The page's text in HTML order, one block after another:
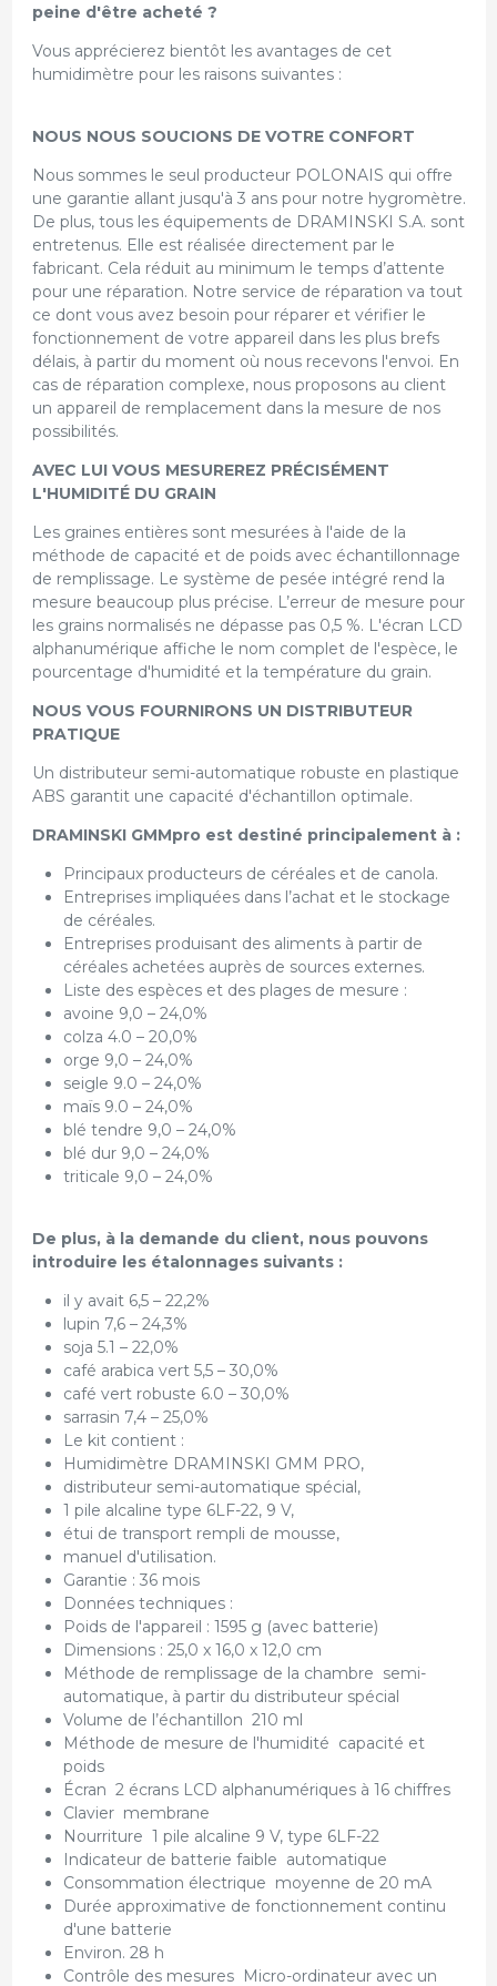
peine d'être acheté ?
Vous apprécierez bientôt les avantages de cet
humidimètre pour les raisons suivantes :
NOUS NOUS SOUCIONS DE VOTRE CONFORT
Nous sommes le seul producteur POLONAIS qui offre
une garantie allant jusqu'à 3 ans pour notre hygromètre.
De plus, tous les équipements de DRAMINSKI S.A. sont
entretenus. Elle est réalisée directement par le
fabricant. Cela réduit au minimum le temps d’attente
pour une réparation. Notre service de réparation va tout
ce dont vous avez besoin pour réparer et vérifier le
fonctionnement de votre appareil dans les plus brefs
délais, à partir du moment où nous recevons l'envoi. En
cas de réparation complexe, nous proposons au client
un appareil de remplacement dans la mesure de nos
possibilités.
AVEC LUI VOUS MESUREREZ PRÉCISÉMENT
L'HUMIDITÉ DU GRAIN
Les graines entières sont mesurées à l'aide de la
méthode de capacité et de poids avec échantillonnage
de remplissage. Le système de pesée intégré rend la
mesure beaucoup plus précise. L’erreur de mesure pour
les grains normalisés ne dépasse pas 0,5 %. L'écran LCD
alphanumérique affiche le nom complet de l'espèce, le
pourcentage d'humidité et la température du grain.
NOUS VOUS FOURNIRONS UN DISTRIBUTEUR
PRATIQUE
Un distributeur semi-automatique robuste en plastique
ABS garantit une capacité d'échantillon optimale.
DRAMINSKI GMMpro est destiné principalement à :
Principaux producteurs de céréales et de canola.
Entreprises impliquées dans l’achat et le stockage
de céréales.
Entreprises produisant des aliments à partir de
céréales achetées auprès de sources externes.
Liste des espèces et des plages de mesure :
avoine 9,0 – 24,0%
colza 4.0 – 20,0%
orge 9,0 – 24,0%
seigle 9.0 – 24,0%
maïs 9.0 – 24,0%
blé tendre 9,0 – 24,0%
blé dur 9,0 – 24,0%
triticale 9,0 – 24,0%
De plus, à la demande du client, nous pouvons
introduire les étalonnages suivants :
il y avait 6,5 – 22,2%
lupin 7,6 – 24,3%
soja 5.1 – 22,0%
café arabica vert 5,5 – 30,0%
café vert robuste 6.0 – 30,0%
sarrasin 7,4 – 25,0%
Le kit contient :
Humidimètre DRAMINSKI GMM PRO,
distributeur semi-automatique spécial,
1 pile alcaline type 6LF-22, 9 V,
étui de transport rempli de mousse,
manuel d'utilisation.
Garantie : 36 mois
Données techniques :
Poids de l'appareil : 1595 g (avec batterie)
Dimensions : 25,0 x 16,0 x 12,0 cm
Méthode de remplissage de la chambre semi-
automatique, à partir du distributeur spécial
Volume de l’échantillon 210 ml
Méthode de mesure de l'humidité capacité et
poids
Écran 2 écrans LCD alphanumériques à 16 chiffres
Clavier membrane
Nourriture 1 pile alcaline 9 V, type 6LF-22
Indicateur de batterie faible automatique
Consommation électrique moyenne de 20 mA
Durée approximative de fonctionnement continu
d'une batterie
Environ. 28 h
Contrôle des mesures Micro-ordinateur avec un